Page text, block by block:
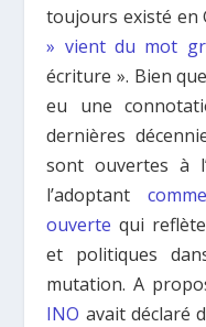
toujours existé en
» vient du mot
écriture ». Bien
eu une
dernières
sont ouvertes à
l’adoptant
ouverte qui
et politiques
mutation. A
INO avait déclaré